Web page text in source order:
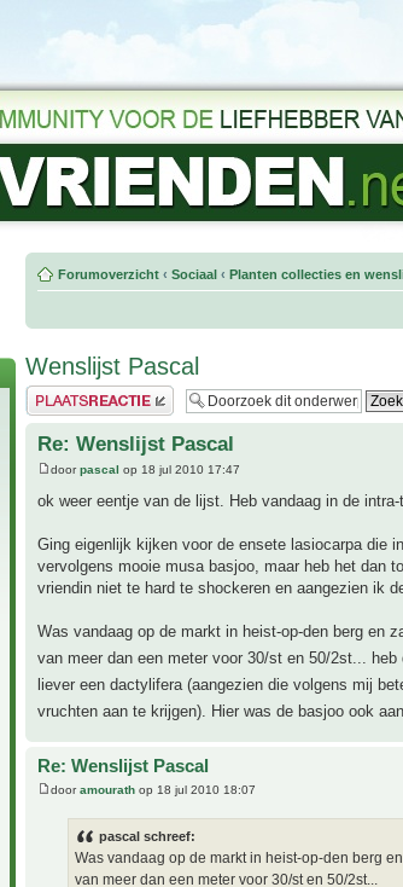
Forumoverzicht ‹ Sociaal ‹ Planten collecties en
Wenslijst Pascal
Plaats een reactie
Re: Wenslijst Pascal
doorpascal op 18 jul 2010 17:47
ok weer eentje van de lijst. Heb vandaag in de
Ging eigenlijk kijken voor de ensete lasiocarpa die
vervolgens mooie musa basjoo, maar heb het dan
vriendin niet te hard te shockeren en aangezien ik
Was vandaag op de markt in heist-op-den berg en
van meer dan een meter voor 30/st en 50/2st...
liever een dactylifera (aangezien die volgens mij
vruchten aan te krijgen). Hier was de basjoo ook
Re: Wenslijst Pascal
dooramourath op 18 jul 2010 18:07
pascal schreef:
Was vandaag op de markt in heist-op-den berg
van meer dan een meter voor 30/st en 50/2st...